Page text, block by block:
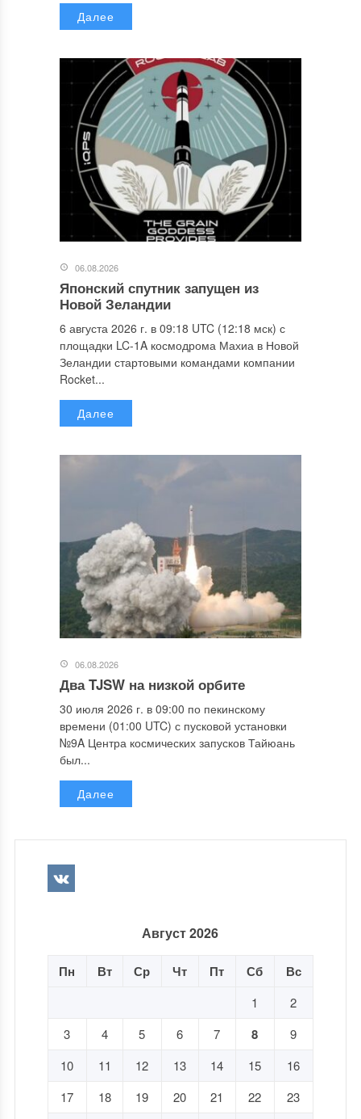
Далее
06.08.2026
Японский спутник запущен из
Новой Зеландии
6 августа 2026 г. в 09:18 UTC (12:18 мск) с
площадки LC-1A космодрома Махиа в Новой
Зеландии стартовыми командами компании
Rocket...
Далее
06.08.2026
Два TJSW на низкой орбите
30 июля 2026 г. в 09:00 по пекинскому
времени (01:00 UTC) с пусковой установки
№9A Центра космических запусков Тайюань
был...
Далее
Август 2026
Пн Вт Ср Чт Пт Сб Вс
1
2
3
4 5 6 7 8
9
10
11 12 13 14 15
16
17
18 19 20 21 22
23